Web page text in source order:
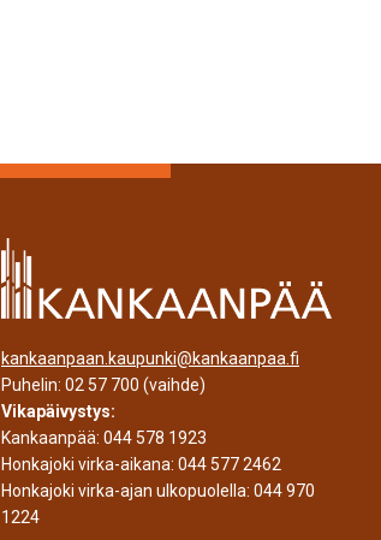
kankaanpaan.kaupunki@kankaanpaa.fi
Puhelin: 02 57 700 (vaihde)
Vikapäivystys:
Kankaanpää: 044 578 1923
Honkajoki virka-aikana: 044 577 2462
Honkajoki virka-ajan ulkopuolella: 044 970
1224